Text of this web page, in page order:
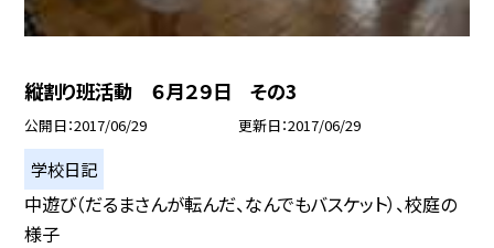
縦割り班活動 ６月２９日 その3
公開日 2017/06/29 更新日 2017/06/29
学校日記
中遊び（だるまさんが転んだ、なんでもバスケット）、校庭の
様子